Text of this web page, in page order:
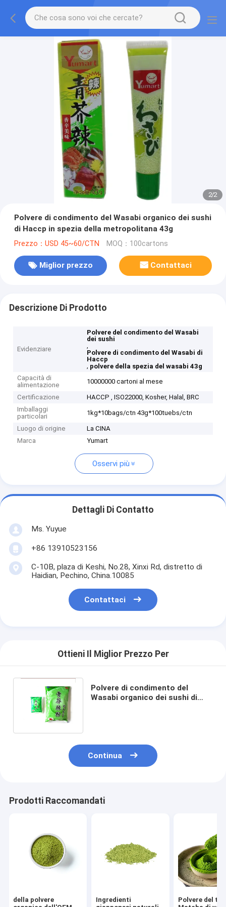
2/2
Polvere di condimento del Wasabi organico dei sushi
di Haccp in spezia della metropolitana 43g
Prezzo：USD 45~60/CTN MOQ：100cartons
Miglior prezzo Contattaci
Descrizione Di Prodotto
Evidenziare
Polvere del condimento del Wasabi
dei sushi
,
Polvere di condimento del Wasabi di
Haccp
, polvere della spezia del wasabi 43g
Capacità di
alimentazione
10000000 cartoni al mese
Certificazione
HACCP , ISO22000, Kosher, Halal, BRC
Imballaggi
particolari
1kg*10bags/ctn 43g*100tuebs/ctn
Luogo di origine
La CINA
Marca
Yumart
Osservi più
Dettagli Di Contatto
Ms. Yuyue
+86 13910523156
C-10B, plaza di Keshi, No.28, Xinxi Rd, distretto di
Haidian, Pechino, China.10085
Contattaci
Ottieni Il Miglior Prezzo Per
Polvere di condimento del
Wasabi organico dei sushi di
Continua
Prodotti Raccomandati
della polvere
Ingredienti
Polvere del tè